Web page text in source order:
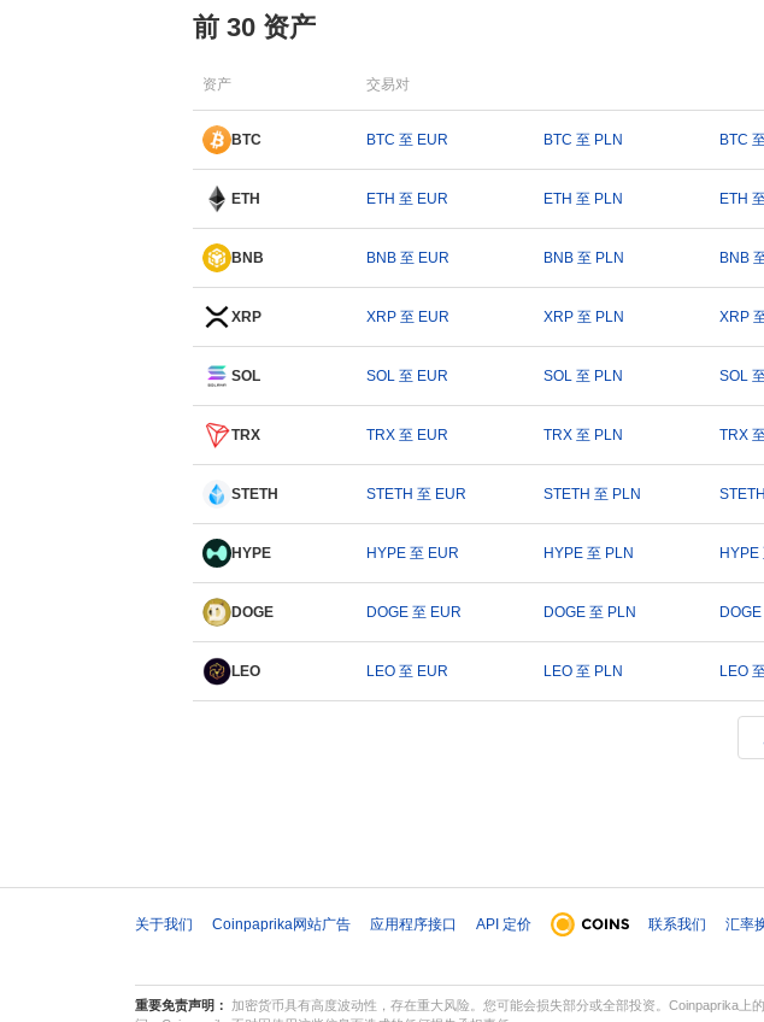
前 30 资产
资产 交易对
BTC BTC 至 EUR BTC 至 PLN BTC
ETH ETH 至 EUR ETH 至 PLN ETH
BNB BNB 至 EUR BNB 至 PLN BNB
XRP XRP 至 EUR XRP 至 PLN XRP
SOL SOL 至 EUR SOL 至 PLN SOL
TRX TRX 至 EUR TRX 至 PLN TRX
STETH STETH 至 EUR STETH 至 PLN
HYPE HYPE 至 EUR HYPE 至 PLN HYPE
DOGE DOGE 至 EUR DOGE 至 PLN
LEO LEO 至 EUR LEO 至 PLN LEO
关于我们 Coinpaprika网站广告 应用程序接口 API 定价 联系我们 汇率
重要免责声明：
加密货币具有高度波动性，存在重大风险。您可能会损失部分或全部投资。Coinpaprika